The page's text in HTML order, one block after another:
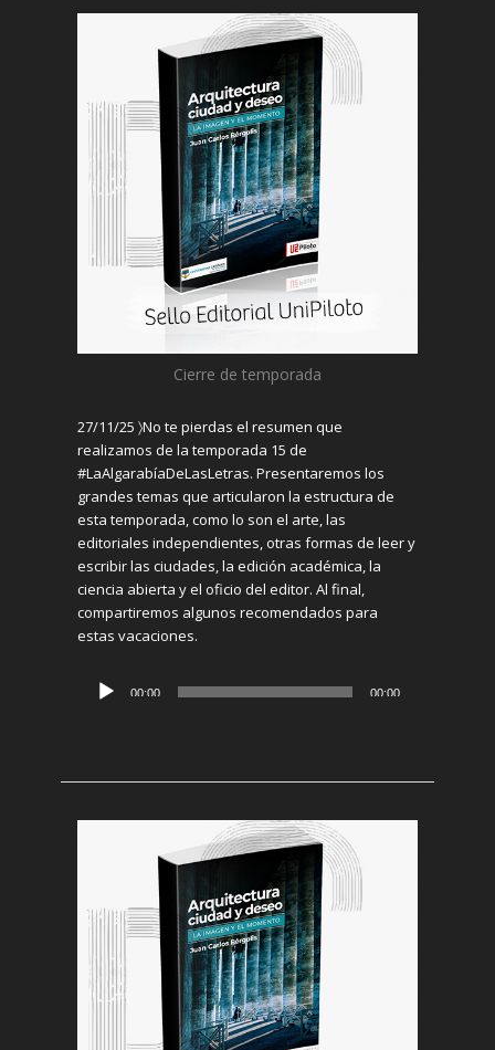
Cierre de temporada
27/11/25 〉No te pierdas el resumen que
realizamos de la temporada 15 de
#LaAlgarabíaDeLasLetras. Presentaremos los
grandes temas que articularon la estructura de
esta temporada, como lo son el arte, las
editoriales independientes, otras formas de leer y
escribir las ciudades, la edición académica, la
ciencia abierta y el oficio del editor. Al final,
compartiremos algunos recomendados para
estas vacaciones.
Reproductor
00:00 00:00